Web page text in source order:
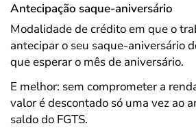
Antecipação saque-aniversário
Modalidade de crédito em que o
antecipar o seu saque-aniversário
que esperar o mês de aniversário.
E melhor: sem comprometer a
valor é descontado só uma vez ao
saldo do FGTS.